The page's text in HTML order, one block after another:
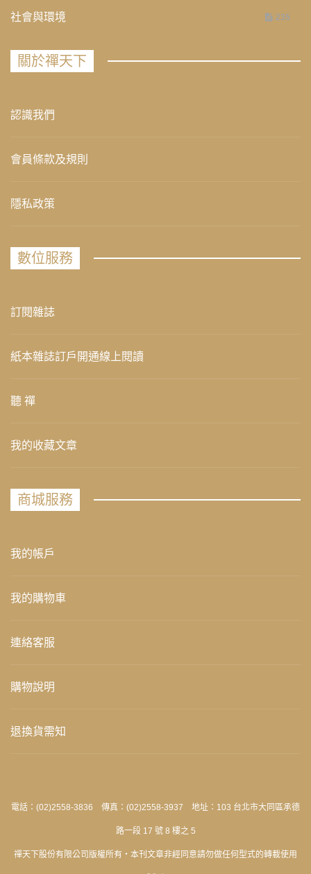
社會與環境 235
關於禪天下
認識我們
會員條款及規則
隱私政策
數位服務
訂閱雜誌
紙本雜誌訂戶開通線上閱讀
聽 禪
我的收藏文章
商城服務
我的帳戶
我的購物車
連絡客服
購物說明
退換貨需知
電話：(02)2558-3836 傳真：(02)2558-3937 地址：103 台北市大同區承德
路一段 17 號 8 樓之 5
禪天下股份有限公司版權所有‧本刊文章非經同意請勿做任何型式的轉載使用